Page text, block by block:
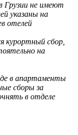
Грузии не имеют
указаны на
отелей
курортный сбор,
на
в апартаменты
сборы за
в отделе